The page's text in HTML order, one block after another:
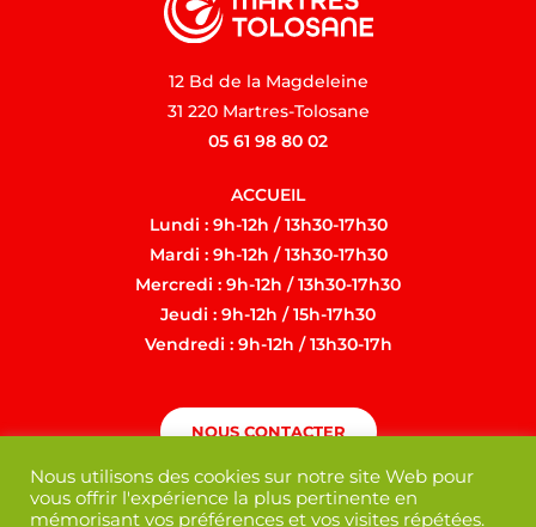
12 Bd de la Magdeleine
31 220 Martres-Tolosane
05 61 98 80 02
ACCUEIL
Lundi : 9h-12h / 13h30-17h30
Mardi : 9h-12h / 13h30-17h30
Mercredi : 9h-12h / 13h30-17h30
Jeudi : 9h-12h / 15h-17h30
Vendredi : 9h-12h / 13h30-17h
NOUS CONTACTER
Nous utilisons des cookies sur notre site Web pour
vous offrir l'expérience la plus pertinente en
mémorisant vos préférences et vos visites répétées.